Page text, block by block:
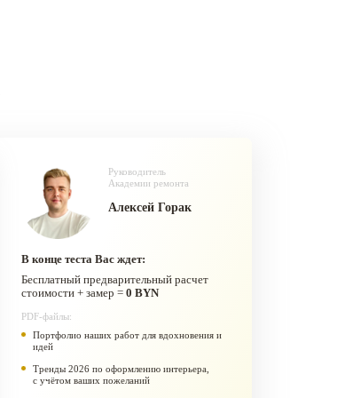
Руководитель
Академии ремонта
Алексей Горак
В конце теста Вас ждет:
Бесплатный предварительный расчет
стоимости + замер =0 BYN
PDF-файлы:
Портфолио наших работ для вдохновения и
идей
Тренды 2026 по оформлению интерьера,
с учётом ваших пожеланий